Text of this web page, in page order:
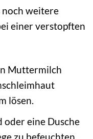
noch weitere
einer verstopften
Muttermilch
lösen.
oder eine Dusche